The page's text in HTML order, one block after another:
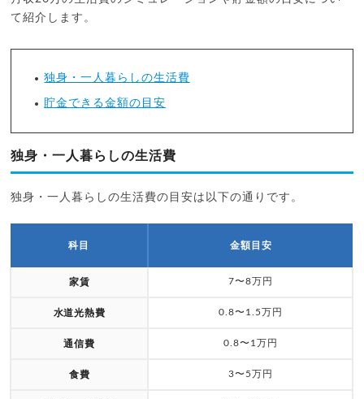
て紹介します。
独身・一人暮らしの生活費
貯金できる金額の目安
独身・一人暮らしの生活費
独身・一人暮らしの生活費の目安は以下の通りです。
科目 金額目安
家賃 7〜8万円
水道光熱費 0.8〜1.5万円
通信費 0.8〜1万円
食費 3〜5万円